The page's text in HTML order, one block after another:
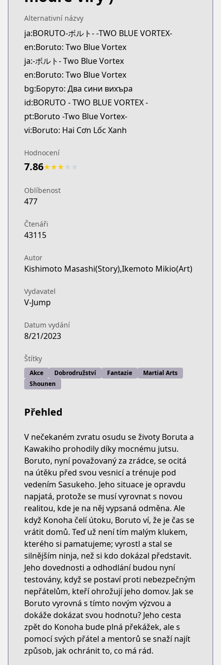
https://www.mangaupdates.com/
Book☆Walker
Book☆Walker
Official English
Official English
https://mangaplus.shueisha.co.jp/titles/100269
Alternativní názvy
ja:BORUTO-ボルト- -TWO BLUE VORTEX-
en:Boruto: Two Blue Vortex
ja:-ボルト- Two Blue Vortex
en:Boruto: Two Blue Vortex
bg:Боруто: Два сини вихъра
id:BORUTO - TWO BLUE VORTEX -
pt:Boruto -Two Blue Vortex-
vi:Boruto: Hai Cơn Lốc Xanh
Hodnocení
7.86★★★
Oblíbenost
477
Čtenáři
43115
Autor
Kishimoto Masashi(Story),Ikemoto Mikio(Art)
Vydavatel
V-Jump
Datum vydání
8/21/2023
Štítky
Akce Dobrodružství Fantazie
Martial Arts
Shounen
Přehled
V nečekaném zvratu osudu se životy Boruta a
Kawakiho prohodily díky mocnému jutsu.
Boruto, nyní považovaný za zrádce, se ocitá
na útěku před svou vesnicí a trénuje pod
vedením Sasukeho. Jeho situace je opravdu
napjatá, protože se musí vyrovnat s novou
realitou, kde je na něj vypsaná odměna. Ale
když Konoha čelí útoku, Boruto ví, že je čas se
vrátit domů. Teď už není tím malým klukem,
kterého si pamatujeme; vyrostl a stal se
silnějším ninja, než si kdo dokázal představit.
Jeho dovednosti a odhodlání budou nyní
testovány, když se postaví proti nebezpečným
nepřátelům, kteří ohrožují jeho domov. Jak se
Boruto vyrovná s tímto novým výzvou a
dokáže dokázat svou hodnotu? Jeho cesta
zpět do Konoha bude plná překážek, ale s
pomocí svých přátel a mentorů se snaží najít
způsob, jak ochránit to, co má rád.